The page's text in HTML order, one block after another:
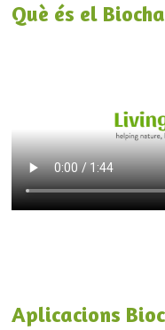
Què és el
Aplicacions